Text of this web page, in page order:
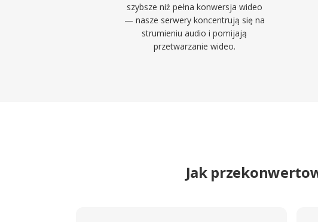
szybsze niż pełna konwersja wideo
— nasze serwery koncentrują się na
strumieniu audio i pomijają
przetwarzanie wideo.
Jak